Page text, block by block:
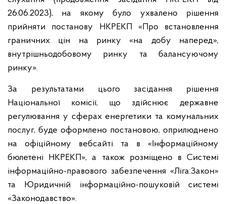
26.06.2023), на якому було ухвалено рішення
прийняти постанову НКРЕКП «Про встановлення
граничних цін на ринку «на добу наперед»,
внутрішньодобовому ринку та балансуючому
ринку».
За результатами цього засідання рішення
Національної комісії, що здійснює державне
регулювання у сферах енергетики та комунальних
послуг, буде оформлено постановою, оприлюднено
на офіційному вебсайті та в «Інформаційному
бюлетені НКРЕКП», а також розміщено в Системі
інформаційно-правового забезпечення «Ліга:Закон»
та Юридичній інформаційно-пошуковій системі
«Законодавство».